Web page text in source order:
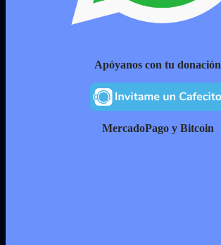
Apóyanos con tu donación
MercadoPago y Bitcoin